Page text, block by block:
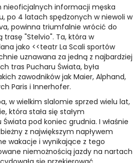
nieoficjalnych informacji męska
po 4 latach spędzonych w niewoli w
powinna triumfalnie wrócić do
trasę "Stelvio". Ta, która w
jako <<teatr La Scali sportów
uznawana za jedną z najbardziej
tras Pucharu Świata, była
zawodników jak Maier, Alphand,
Paris i Innerhofer.
w wielkim slalomie sprzed wielu lat,
która stała się stałym
pod koniec grudnia. I właśnie
z największym napływem
wakacje i wynikające z tego
niemożnością jazdy na nartach